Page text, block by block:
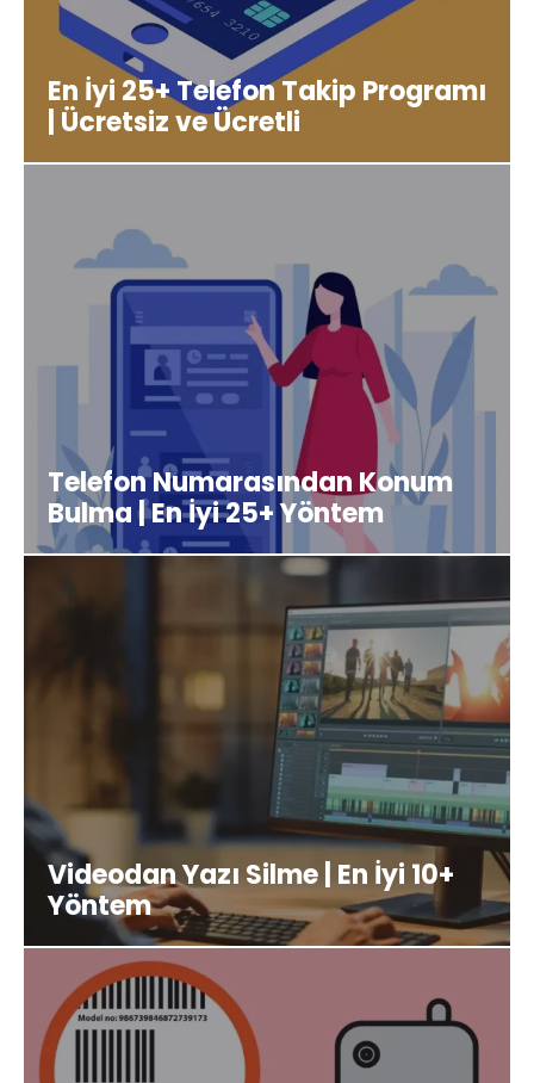
En İyi 25+ Telefon Takip Programı
| Ücretsiz ve Ücretli
Telefon Numarasından Konum
Bulma | En İyi 25+ Yöntem
Videodan Yazı Silme | En İyi 10+
Yöntem